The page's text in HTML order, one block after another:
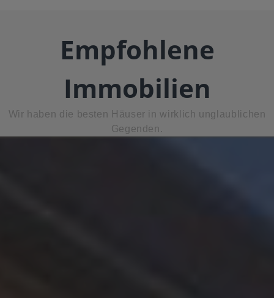
Empfohlene
Immobilien
Wir haben die besten Häuser in wirklich unglaublichen
Gegenden.